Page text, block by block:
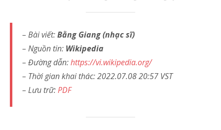
– Bài viết:Bằng Giang (nhạc sĩ)
– Nguồn tin: Wikipedia
– Đường dẫn:https://vi.wikipedia.org/
– Thời gian khai thác: 2022.07.08 20:57 VST
– Lưu trữ:PDF